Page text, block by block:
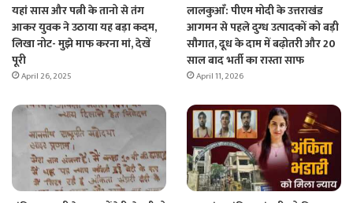
यहां सास और पत्नी के तानो से तंग
आकर युवक ने उठाया यह बड़ा कदम,
लिखा नोट- मुझे माफ करना मां, देखें
पूरी
April 26, 2025
लालकुआँ: पीएम मोदी के उत्तराखंड
आगमन से पहले दुग्ध उत्पादकों को बड़ी
सौगात, दूध के दाम में बढ़ोतरी और 20
साल बाद भर्ती का रास्ता साफ
April 11, 2026